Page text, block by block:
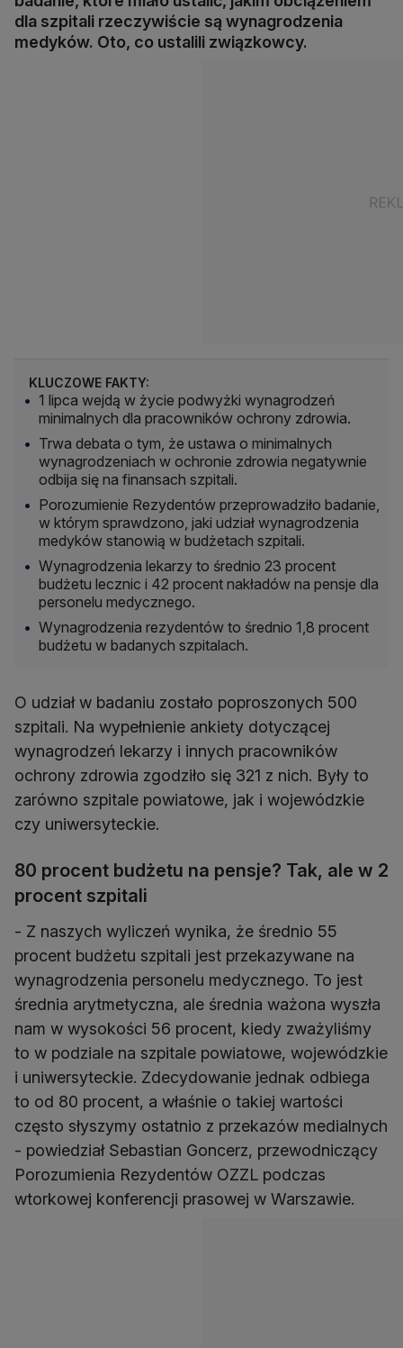
dla szpitali rzeczywiście są wynagrodzenia
medyków. Oto, co ustalili związkowcy.
KLUCZOWE FAKTY:
1 lipca wejdą w życie podwyżki wynagrodzeń
minimalnych dla pracowników ochrony zdrowia.
Trwa debata o tym, że ustawa o minimalnych
wynagrodzeniach w ochronie zdrowia negatywnie
odbija się na finansach szpitali.
Porozumienie Rezydentów przeprowadziło badanie,
w którym sprawdzono, jaki udział wynagrodzenia
medyków stanowią w budżetach szpitali.
Wynagrodzenia lekarzy to średnio 23 procent
budżetu lecznic i 42 procent nakładów na pensje dla
personelu medycznego.
Wynagrodzenia rezydentów to średnio 1,8 procent
budżetu w badanych szpitalach.
O udział w badaniu zostało poproszonych 500
szpitali. Na wypełnienie ankiety dotyczącej
wynagrodzeń lekarzy i innych pracowników
ochrony zdrowia zgodziło się 321 z nich. Były to
zarówno szpitale powiatowe, jak i wojewódzkie
czy uniwersyteckie.
80 procent budżetu na pensje? Tak, ale w 2
procent szpitali
- Z naszych wyliczeń wynika, że średnio 55
procent budżetu szpitali jest przekazywane na
wynagrodzenia personelu medycznego. To jest
średnia arytmetyczna, ale średnia ważona wyszła
nam w wysokości 56 procent, kiedy zważyliśmy
to w podziale na szpitale powiatowe, wojewódzkie
i uniwersyteckie. Zdecydowanie jednak odbiega
to od 80 procent, a właśnie o takiej wartości
często słyszymy ostatnio z przekazów medialnych
- powiedział Sebastian Goncerz, przewodniczący
Porozumienia Rezydentów OZZL podczas
wtorkowej konferencji prasowej w Warszawie.